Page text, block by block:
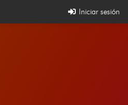
Iniciar sesión